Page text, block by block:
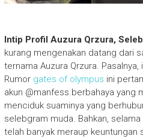
Intip Profil Auzura Qrzura,
kurang mengenakan datang dari
ternama Auzura Qrzura.
Rumor gates of olympus ini
akun @manfess.berbahaya yang
menciduk suaminya yang
selebgram muda. Bahkan,
telah banyak meraup